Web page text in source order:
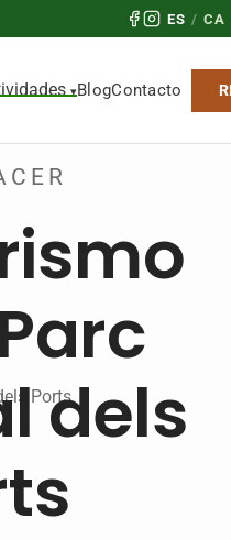
ES / CA
BlogContacto
dels